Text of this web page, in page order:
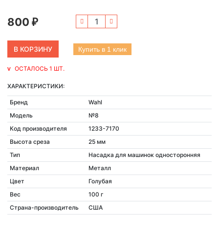
800 ₽
Купить в 1 клик
ОСТАЛОСЬ 1 ШТ.
ХАРАКТЕРИСТИКИ:
Бренд
Wahl
Модель
№8
Код производителя
1233-7170
Высота среза
25 мм
Тип
Насадка для машинок односторонняя
Материал
Металл
Цвет
Голубая
Вес
100 г
Страна-производитель
США